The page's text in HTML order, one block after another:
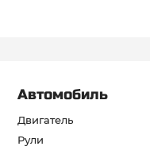
Автомобиль
Двигатель
Рули